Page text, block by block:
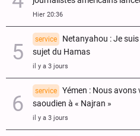
Hier 20:36
service
Netanyahou : Je
sujet du Hamas
il y a 3 jours
service
Yémen : Nous avons
saoudien à « Najran »
il y a 3 jours